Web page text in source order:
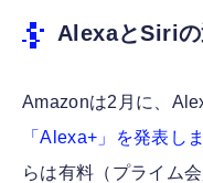
AlexaとSiri
Amazonは2月に、
「Alexa+」を発表し
らは有料（プライム